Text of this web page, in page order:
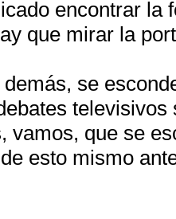
encontrar la
que mirar la
demás, se
televisivos
vamos, que se
esto mismo